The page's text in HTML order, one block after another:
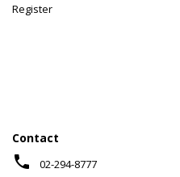
Register
Contact
phone 02-294-8777